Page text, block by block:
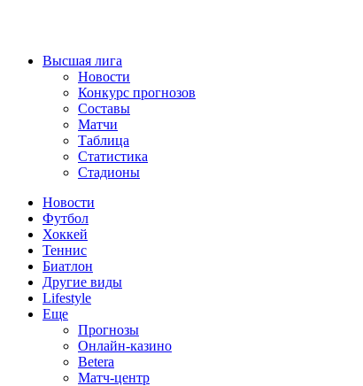
Высшая лига
Новости
Конкурс прогнозов
Составы
Матчи
Таблица
Статистика
Стадионы
Новости
Футбол
Хоккей
Теннис
Биатлон
Другие виды
Lifestyle
Еще
Прогнозы
Онлайн-казино
Betera
Матч-центр